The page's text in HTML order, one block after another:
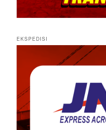
EKSPEDISI